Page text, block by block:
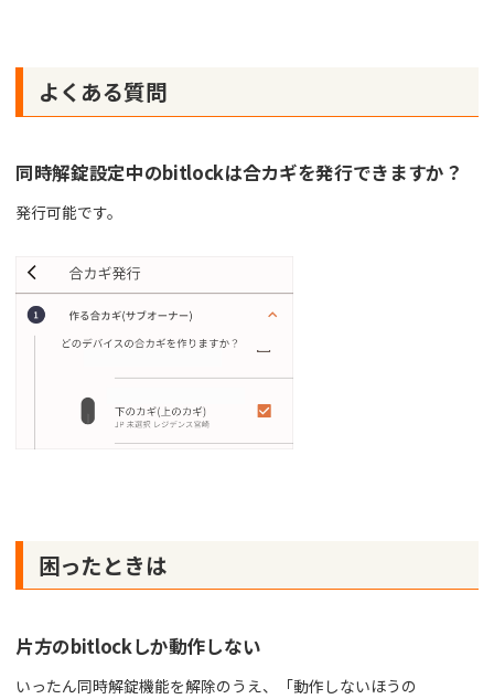
よくある質問
同時解錠設定中のbitlockは合カギを発行できますか？
発行可能です。
困ったときは
片方のbitlockしか動作しない
いったん同時解錠機能を解除のうえ、「動作しないほうの